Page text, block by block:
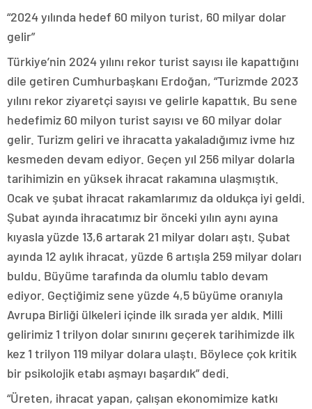
“2024 yılında hedef 60 milyon turist, 60 milyar dolar
gelir”
Türkiye’nin 2024 yılını rekor turist sayısı ile kapattığını
dile getiren Cumhurbaşkanı Erdoğan, “Turizmde 2023
yılını rekor ziyaretçi sayısı ve gelirle kapattık. Bu sene
hedefimiz 60 milyon turist sayısı ve 60 milyar dolar
gelir. Turizm geliri ve ihracatta yakaladığımız ivme hız
kesmeden devam ediyor. Geçen yıl 256 milyar dolarla
tarihimizin en yüksek ihracat rakamına ulaşmıştık.
Ocak ve şubat ihracat rakamlarımız da oldukça iyi geldi.
Şubat ayında ihracatımız bir önceki yılın aynı ayına
kıyasla yüzde 13,6 artarak 21 milyar doları aştı. Şubat
ayında 12 aylık ihracat, yüzde 6 artışla 259 milyar doları
buldu. Büyüme tarafında da olumlu tablo devam
ediyor. Geçtiğimiz sene yüzde 4,5 büyüme oranıyla
Avrupa Birliği ülkeleri içinde ilk sırada yer aldık. Milli
gelirimiz 1 trilyon dolar sınırını geçerek tarihimizde ilk
kez 1 trilyon 119 milyar dolara ulaştı. Böylece çok kritik
bir psikolojik etabı aşmayı başardık” dedi.
“Üreten, ihracat yapan, çalışan ekonomimize katkı